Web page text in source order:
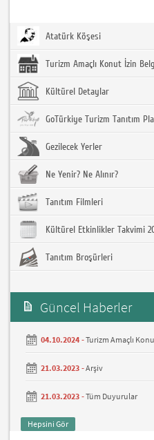
Atatürk Köşesi
Turizm Amaçlı Konut İzin
Kültürel Detaylar
GoTürkiye Turizm Tanıtım
Gezilecek Yerler
Ne Yenir? Ne Alınır?
Tanıtım Filmleri
Kültürel Etkinlikler Takvimi
Tanıtım Broşürleri
Güncel Haberler
04.10.2024 -Turizm Amaçlı
21.03.2023 -Arşiv
21.03.2023 -Tüm Duyurular
Hepsini Gör